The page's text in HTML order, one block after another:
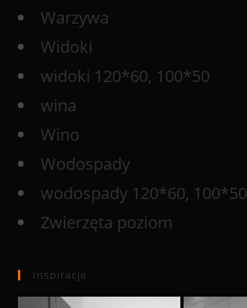
Warzywa
Widoki
widoki 120*60, 100*50
wina
Wino
Wodospady
wodospady 120*60, 100*50
Zwierzęta poziom
Inspiracje